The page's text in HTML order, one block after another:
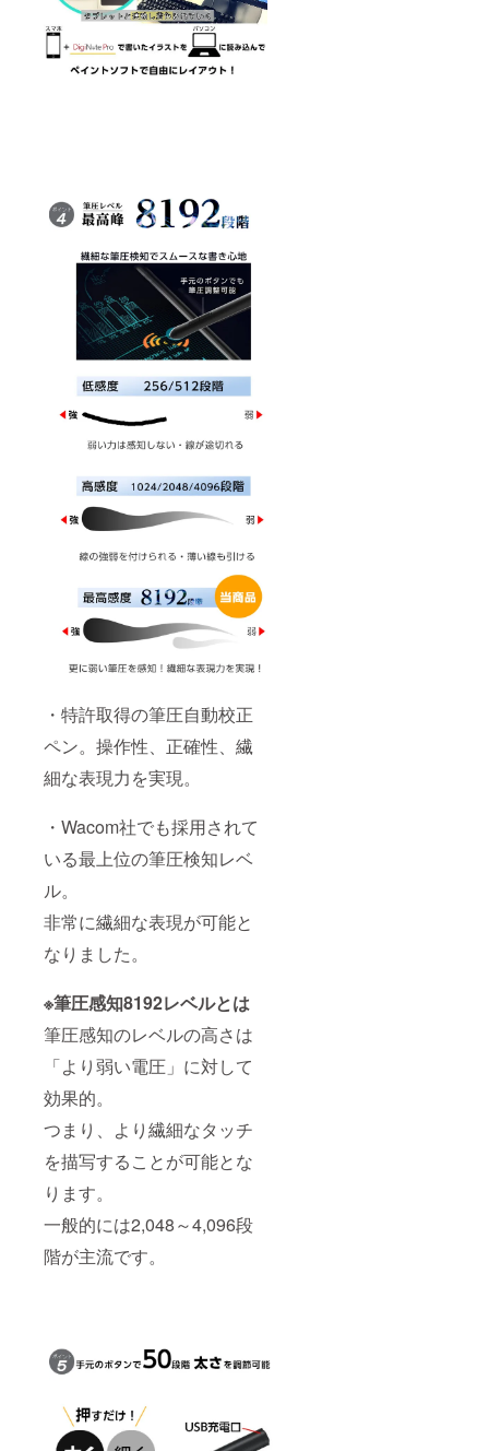
・特許取得の筆圧自動校正
ペン。操作性、正確性、繊
細な表現力を実現。
・Wacom社でも採用されて
いる最上位の筆圧検知レベ
ル。
非常に繊細な表現が可能と
なりました。
※筆圧感知8192レベルとは
筆圧感知のレベルの高さは
「より弱い電圧」に対して
効果的。
つまり、より繊細なタッチ
を描写することが可能とな
ります。
一般的には2,048～4,096段
階が主流です。